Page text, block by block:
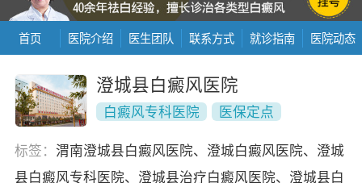
首页 医院介绍 医生团队 联系方式 就诊指南 医院动态
澄城县白癜风医院
白癜风专科医院
医保定点
标签： 渭南澄城县白癜风医院、澄城白癜风医院、澄城
县白癜风专科医院、澄城县治疗白癜风医院、澄城县白